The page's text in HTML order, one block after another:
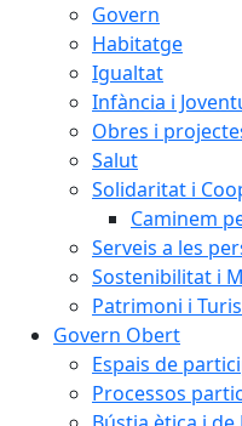
Govern
Habitatge
Igualtat
Infància i
Obres i
Salut
Solidaritat i
Caminem
Serveis a les
Sostenibilitat i
Patrimoni i
Govern Obert
Espais de
Processos